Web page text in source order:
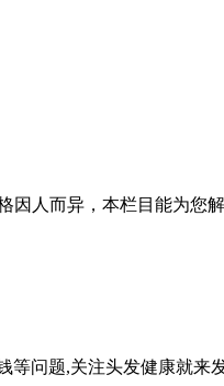
人而异，本栏目能为您
问题,关注头发健康就来发